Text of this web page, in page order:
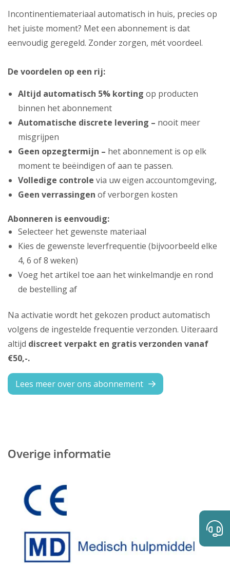
Incontinentiemateriaal automatisch in huis, precies op
het juiste moment? Met een abonnement is dat
eenvoudig geregeld. Zonder zorgen, mét voordeel.
De voordelen op een rij:
Altijd automatisch 5% korting op producten
binnen het abonnement
Automatische discrete levering – nooit meer
misgrijpen
Geen opzegtermijn – het abonnement is op elk
moment te beëindigen of aan te passen.
Volledige controle via uw eigen accountomgeving,
Geen verrassingen of verborgen kosten
Abonneren is eenvoudig:
Selecteer het gewenste materiaal
Kies de gewenste leverfrequentie (bijvoorbeeld elke
4, 6 of 8 weken)
Voeg het artikel toe aan het winkelmandje en rond
de bestelling af
Na activatie wordt het gekozen product automatisch
volgens de ingestelde frequentie verzonden. Uiteraard
altijd discreet verpakt en gratis verzonden vanaf
€50,-.
Lees meer over ons abonnement
Overige informatie